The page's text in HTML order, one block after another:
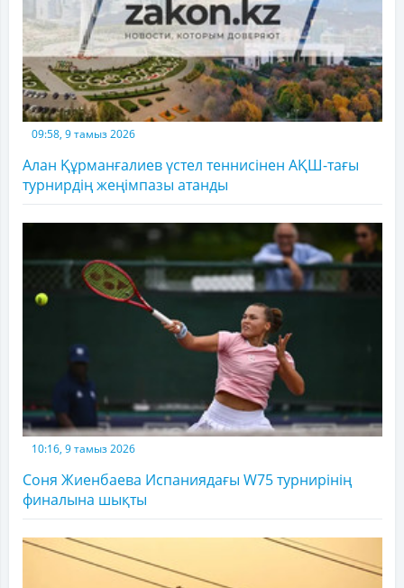
09:58, 9 тамыз 2026
Алан Құрманғалиев үстел теннисінен АҚШ-тағы
турнирдің жеңімпазы атанды
10:16, 9 тамыз 2026
Соня Жиенбаева Испаниядағы W75 турнирінің
финалына шықты